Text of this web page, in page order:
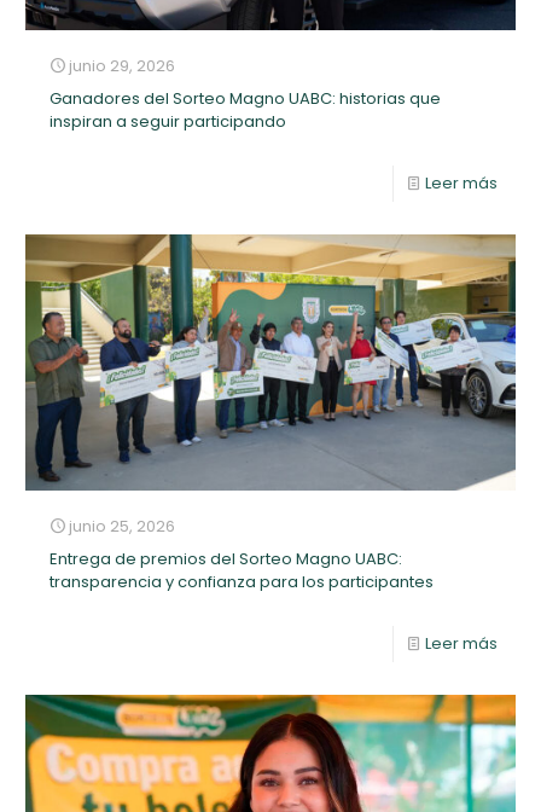
junio 29, 2026
Ganadores del Sorteo Magno UABC: historias que
inspiran a seguir participando
Leer más
junio 25, 2026
Entrega de premios del Sorteo Magno UABC:
transparencia y confianza para los participantes
Leer más